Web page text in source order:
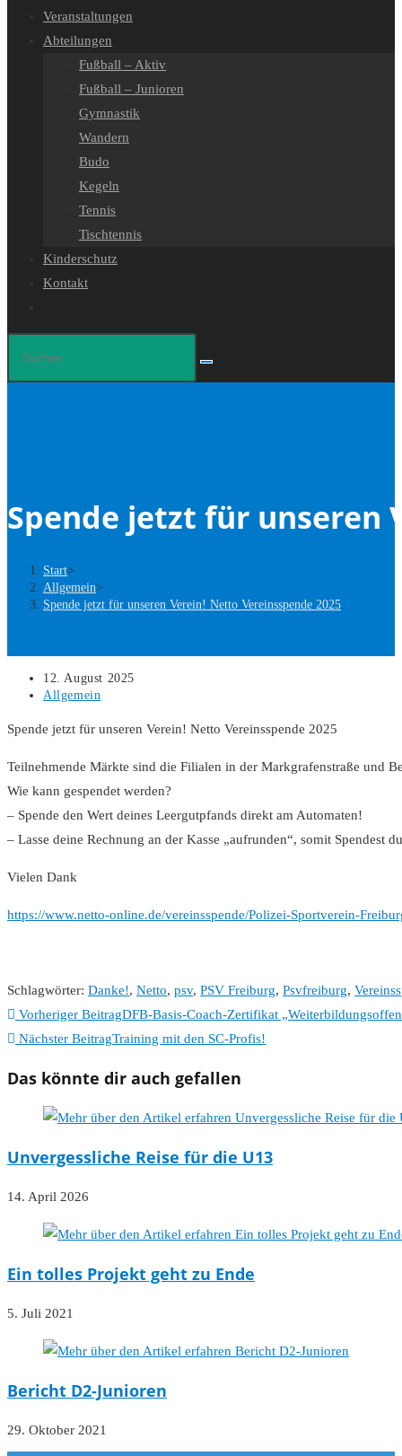
Veranstaltungen
Abteilungen
Fußball – Aktiv
Fußball – Junioren
Gymnastik
Wandern
Budo
Kegeln
Tennis
Tischtennis
Kinderschutz
Kontakt
Spende jetzt für unseren
Start>
Allgemein>
Spende jetzt für unseren Verein! Netto Vereinsspende 2025
12. August 2025
Allgemein
Spende jetzt für unseren Verein! Netto Vereinsspende 2025
Teilnehmende Märkte sind die Filialen in der Markgrafenstraße und
Wie kann gespendet werden?
– Spende den Wert deines Leergutpfands direkt am Automaten!
– Lasse deine Rechnung an der Kasse „aufrunden“, somit Spendest
Vielen Dank
https://www.netto-online.de/vereinsspende/Polizei-Sportverein-
Schlagwörter: Danke!, Netto, psv, PSV Freiburg, Psvfreiburg,
Vorheriger BeitragDFB-Basis-Coach-Zertifikat
Nächster BeitragTraining mit den SC-Profis!
Das könnte dir auch gefallen
Unvergessliche Reise für die U13
14. April 2026
Ein tolles Projekt geht zu Ende
5. Juli 2021
Bericht D2-Junioren
29. Oktober 2021